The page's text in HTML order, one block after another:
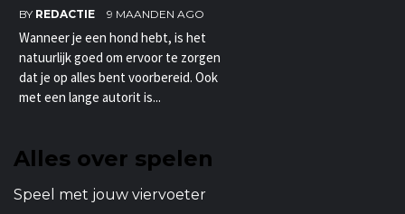
BY REDACTIE 9 MAANDEN AGO
Wanneer je een hond hebt, is het
natuurlijk goed om ervoor te zorgen
dat je op alles bent voorbereid. Ook
met een lange autorit is...
Alles over spelen
Speel met jouw viervoeter